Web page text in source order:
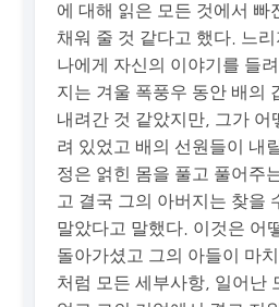
에 대해 읽은 모든 것에서 빠
채워 줄 것 같다고 했다. 느
나에게 자신의 이야기를 들
지는 겨울 폭풍우 동안 배의
내려간 것 같았지만, 그가 어
려 있었고 배의 선원들이 내
정은 얽힌 몸을 풀고 풀어주
고 결국 그의 아버지는 찾을
말았다고 말했다. 이것은 어
돌아가셨고 그의 아들이 마
처럼 모든 세부사항, 일어난